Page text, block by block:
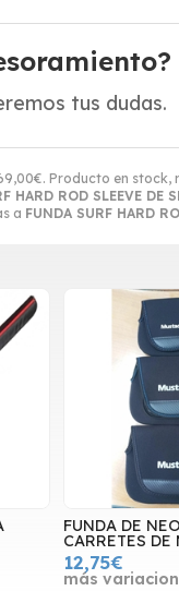
€. Producto en stock,
HARD ROD SLEEVE DE
a FUNDA SURF HARD
tus dudas.
FUNDA DE
CARRETES DE
12,75€
más